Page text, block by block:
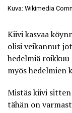
Kuva: Wikimedia
Kiivikasvaa
olisi veikannut
hedelmiä
myös hedelmien
Mistäs kiivi
tähän on